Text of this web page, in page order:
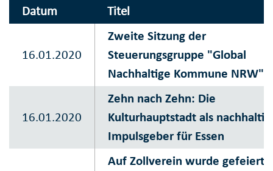
Datum Titel
16.01.2020
Zweite Sitzung der
Steuerungsgruppe "Global
Nachhaltige Kommune NRW"
16.01.2020
Zehn nach Zehn: Die
Kulturhauptstadt als
Impulsgeber für Essen
Auf Zollverein wurde gefeiert